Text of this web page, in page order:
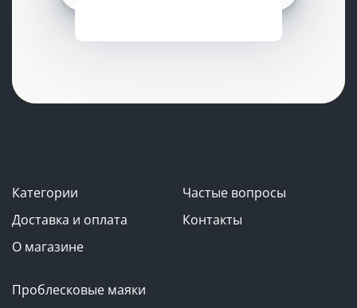
Категории
Частые вопросы
Доставка и оплата
Контакты
О магазине
Проблесковые маяки